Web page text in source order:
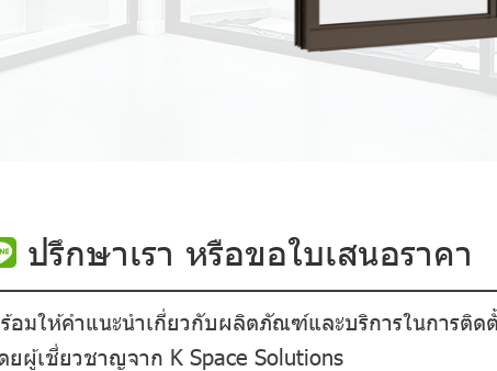
ปรึกษาเรา หรือขอใบเสนอราคา
อมให้คำแนะนำเกี่ยวกับผลิตภัณฑ์และบริการในการติด
ยผู้เชี่ยวชาญจาก K Space Solutions